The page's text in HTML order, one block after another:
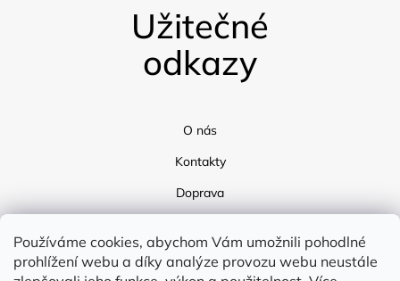
Používáme cookies, abychom Vám umožnili pohodlné
prohlížení webu a díky analýze provozu webu neustále
Užitečné
odkazy
O nás
Kontakty
Doprava